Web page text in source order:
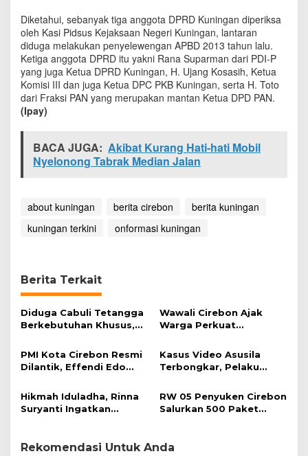
a
a
n
D
B
H
a
s
Diketahui, sebanyak tiga anggota DPRD Kuningan diperiksa
oleh Kasi Pidsus Kejaksaan Negeri Kuningan, lantaran
diduga melakukan penyelewengan APBD 2013 tahun lalu.
Ketiga anggota DPRD itu yakni Rana Suparman dari PDI-P
yang juga Ketua DPRD Kuningan, H. Ujang Kosasih, Ketua
Komisi III dan juga Ketua DPC PKB Kuningan, serta H. Toto
dari Fraksi PAN yang merupakan mantan Ketua DPD PAN.
(Ipay)
BACA JUGA: Akibat Kurang Hati-hati Mobil
Nyelonong Tabrak Median Jalan
about kuningan berita cirebon
berita kuningan
kuningan terkini
onformasi kuningan
Berita Terkait
Diduga Cabuli Tetangga
Berkebutuhan Khusus,
Wawali Cirebon Ajak
Warga Perkuat
Momentum Harjad ke-
599
PMI Kota Cirebon Resmi
Dilantik, Effendi Edo
Bencana
Kasus Video Asusila
Terbongkar, Pelaku
Korban Baru
Hikmah Iduladha, Rinna
Suryanti Ingatkan
RW 05 Penyuken Cirebon
Salurkan 500 Paket
Rekomendasi Untuk Anda